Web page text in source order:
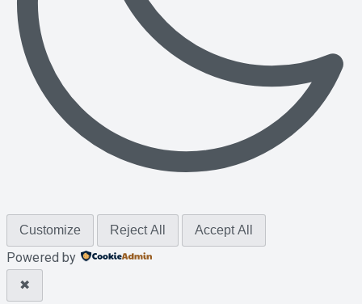
Customize Reject All Accept All
Powered by
✖